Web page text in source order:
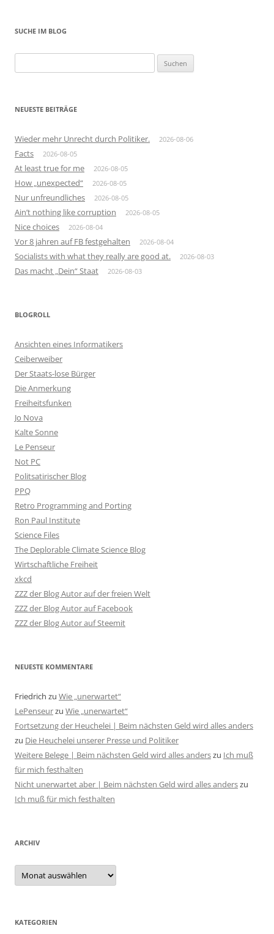
SUCHE IM BLOG
nach:
NEUESTE BEITRÄGE
Wieder mehr Unrecht durch Politiker. 2026-08-06
Facts 2026-08-05
At least true for me 2026-08-05
How „unexpected“ 2026-08-05
Nur unfreundliches 2026-08-05
Ain’t nothing like corruption 2026-08-05
Nice choices 2026-08-04
Vor 8 jahren auf FB festgehalten 2026-08-04
Socialists with what they really are good at. 2026-08-03
Das macht „Dein“ Staat 2026-08-03
BLOGROLL
Ansichten eines Informatikers
Ceiberweiber
Der Staats-lose Bürger
Die Anmerkung
Freiheitsfunken
Jo Nova
Kalte Sonne
Le Penseur
Not PC
Politsatirischer Blog
PPQ
Retro Programming and Porting
Ron Paul Institute
Science Files
The Deplorable Climate Science Blog
Wirtschaftliche Freiheit
xkcd
ZZZ der Blog Autor auf der freien Welt
ZZZ der Blog Autor auf Facebook
ZZZ der Blog Autor auf Steemit
NEUESTE KOMMENTARE
Friedrich zu Wie „unerwartet“
LePenseurzu Wie „unerwartet“
Fortsetzung der Heuchelei | Beim nächsten Geld wird alles anders
zu Die Heuchelei unserer Presse und Politiker
Weitere Belege | Beim nächsten Geld wird alles anderszu Ich muß
für mich festhalten
Nicht unerwartet aber | Beim nächsten Geld wird alles anderszu
Ich muß für mich festhalten
ARCHIV
Archiv
KATEGORIEN